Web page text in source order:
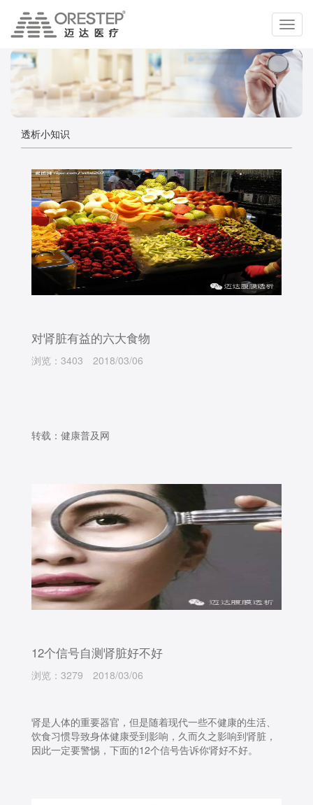
切
换
导
航
透析小知识
对肾脏有益的六大食物
浏览：3403 2018/03/06
转载：健康普及网
12个信号自测肾脏好不好
浏览：3279 2018/03/06
肾是人体的重要器官，但是随着现代一些不健康的生活、
饮食习惯导致身体健康受到影响，久而久之影响到肾脏，
因此一定要警惕，下面的12个信号告诉你肾好不好。